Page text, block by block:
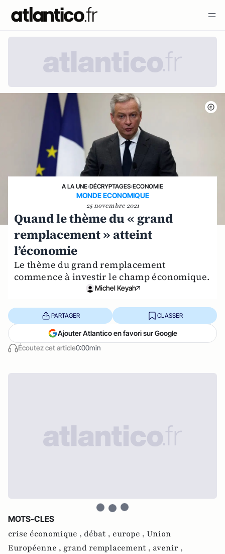
A LA UNE›DÉCRYPTAGES›ECONOMIE
MONDE ECONOMIQUE
25 novembre 2021
Quand le thème du « grand
remplacement » atteint
l’économie
Le thème du grand remplacement
commence à investir le champ économique.
Michel Keyah
Écoutez cet article0:00min
PARTAGER CLASSER
Ajouter Atlantico en favori sur Google
MOTS-CLES
crise économique , débat , europe , Union
Européenne , grand remplacement , avenir ,